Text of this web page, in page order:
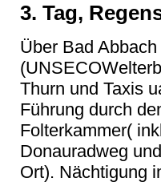
3. Tag,
Über Bad
Thurn und Taxis
Führung durch
Folterkammer(
Donauradweg
Ort).